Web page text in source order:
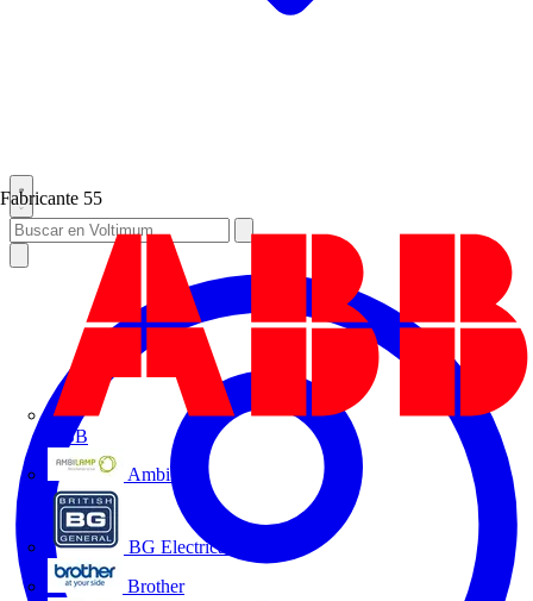
Fabricante 55
ABB
Ambilamp
BG Electrical
Brother